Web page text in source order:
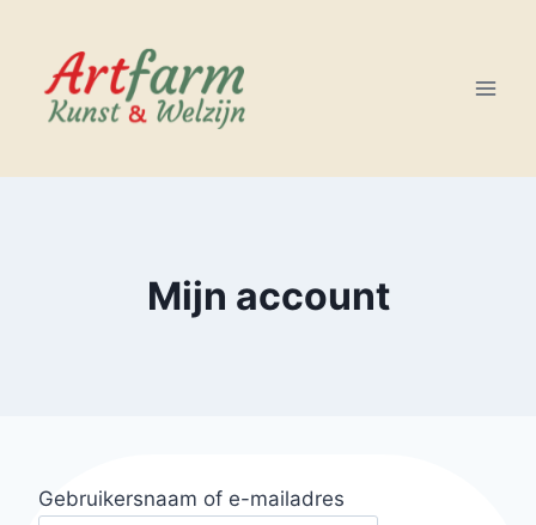
inhoud
Mijn account
Gebruikersnaam of e-mailadres